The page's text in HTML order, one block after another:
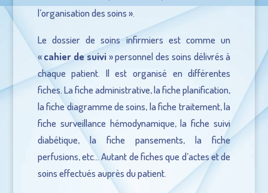
l’organisation des soins ».
Le dossier de soins infirmiers est comme un
«cahier de suivi» personnel des soins délivrés à
chaque patient. Il est organisé en différentes
fiches. La fiche administrative, la fiche planification,
la fiche diagramme de soins, la fiche traitement, la
fiche surveillance hémodynamique, la fiche suivi
diabétique, la fiche pansements, la fiche
perfusions, etc… Autant de fiches que d’actes et de
soins effectués auprès du patient.